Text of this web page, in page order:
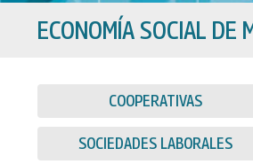
ECONOMÍA SOCIAL DE
COOPERATIVAS
SOCIEDADES LABORALES